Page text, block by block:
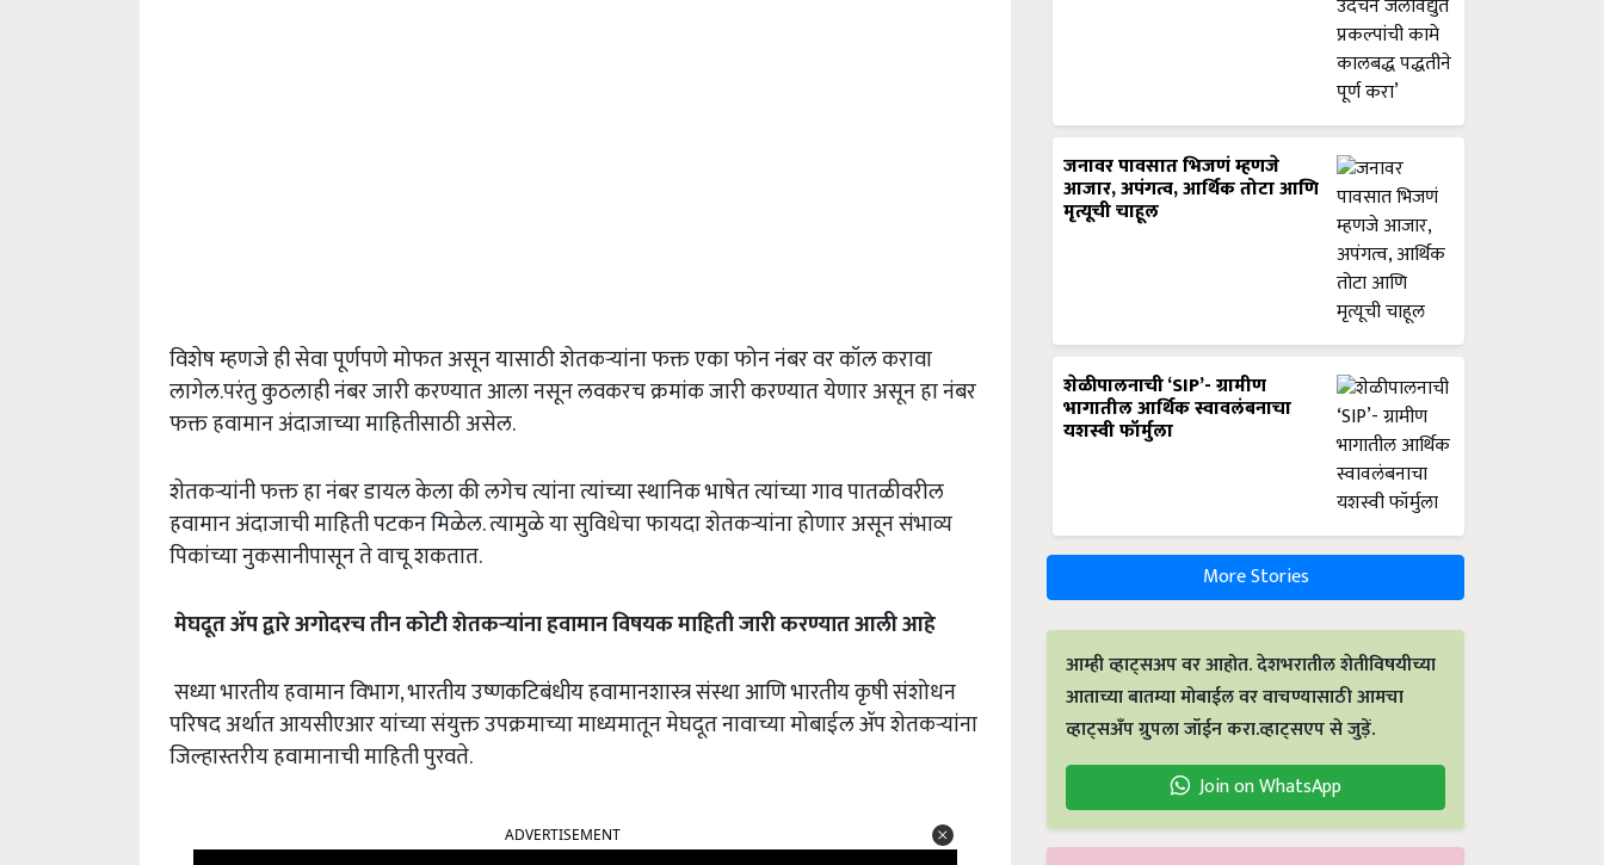
विशेष म्हणजे ही सेवा पूर्णपणे मोफत असून यासाठी शेतकऱ्यांना फक्त एका फोन नंबर वर कॉल करावा
लागेल.परंतु कुठलाही नंबर जारी करण्यात आला नसून लवकरच क्रमांक जारी करण्यात येणार असून हा नंबर
फक्त हवामान अंदाजाच्या माहितीसाठी असेल.
शेतकऱ्यांनी फक्त हा नंबर डायल केला की लगेच त्यांना त्यांच्या स्थानिक भाषेत त्यांच्या गाव पातळीवरील
हवामान अंदाजाची माहिती पटकन मिळेल. त्यामुळे या सुविधेचा फायदा शेतकऱ्यांना होणार असून संभाव्य
पिकांच्या नुकसानीपासून ते वाचू शकतात.
मेघदूतॲपद्वारेअगोदरचतीनकोटीशेतकऱ्यांनाहवामानविषयकमाहितीजारीकरण्यातआलीआहे
सध्या भारतीय हवामान विभाग, भारतीय उष्णकटिबंधीय हवामानशास्त्र संस्था आणि भारतीय कृषी संशोधन
परिषद अर्थात आयसीएआर यांच्या संयुक्त उपक्रमाच्या माध्यमातून मेघदूत नावाच्या मोबाईल ॲप शेतकऱ्यांना
जिल्हास्तरीय हवामानाची माहिती पुरवते.
जनावर पावसात भिजणं म्हणजे
आजार, अपंगत्व, आर्थिक तोटा आणि
मृत्यूची चाहूल
शेळीपालनाची ‘SIP’- ग्रामीण
भागातील आर्थिक स्वावलंबनाचा
यशस्वी फॉर्मुला
More Stories
आम्ही व्हाट्सअप वर आहोत. देशभरातील शेतीविषयीच्या
आताच्या बातम्या मोबाईल वर वाचण्यासाठी आमचा
व्हाट्सअँप ग्रुपला जॉईन करा.व्हाट्सएप से जुड़ें.
Join on WhatsApp